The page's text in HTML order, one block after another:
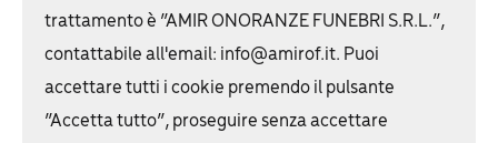
Forniture floreali
Affissioni, foto ricordo, necrologie
Pratiche e documenti
trattamento è “AMIR ONORANZE FUNEBRI S.R.L.”,
contattabile all'email: info@amirof.it. Puoi
accettare tutti i cookie premendo il pulsante
“Accetta tutto”, proseguire senza accettare